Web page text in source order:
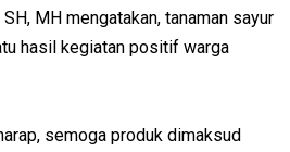
MH mengatakan, tanaman sayur
hasil kegiatan positif warga
semoga produk dimaksud